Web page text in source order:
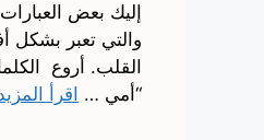
إليك بعض
والتي تعبر بشكل
القلب. أروع
“أمي …
اقرأ